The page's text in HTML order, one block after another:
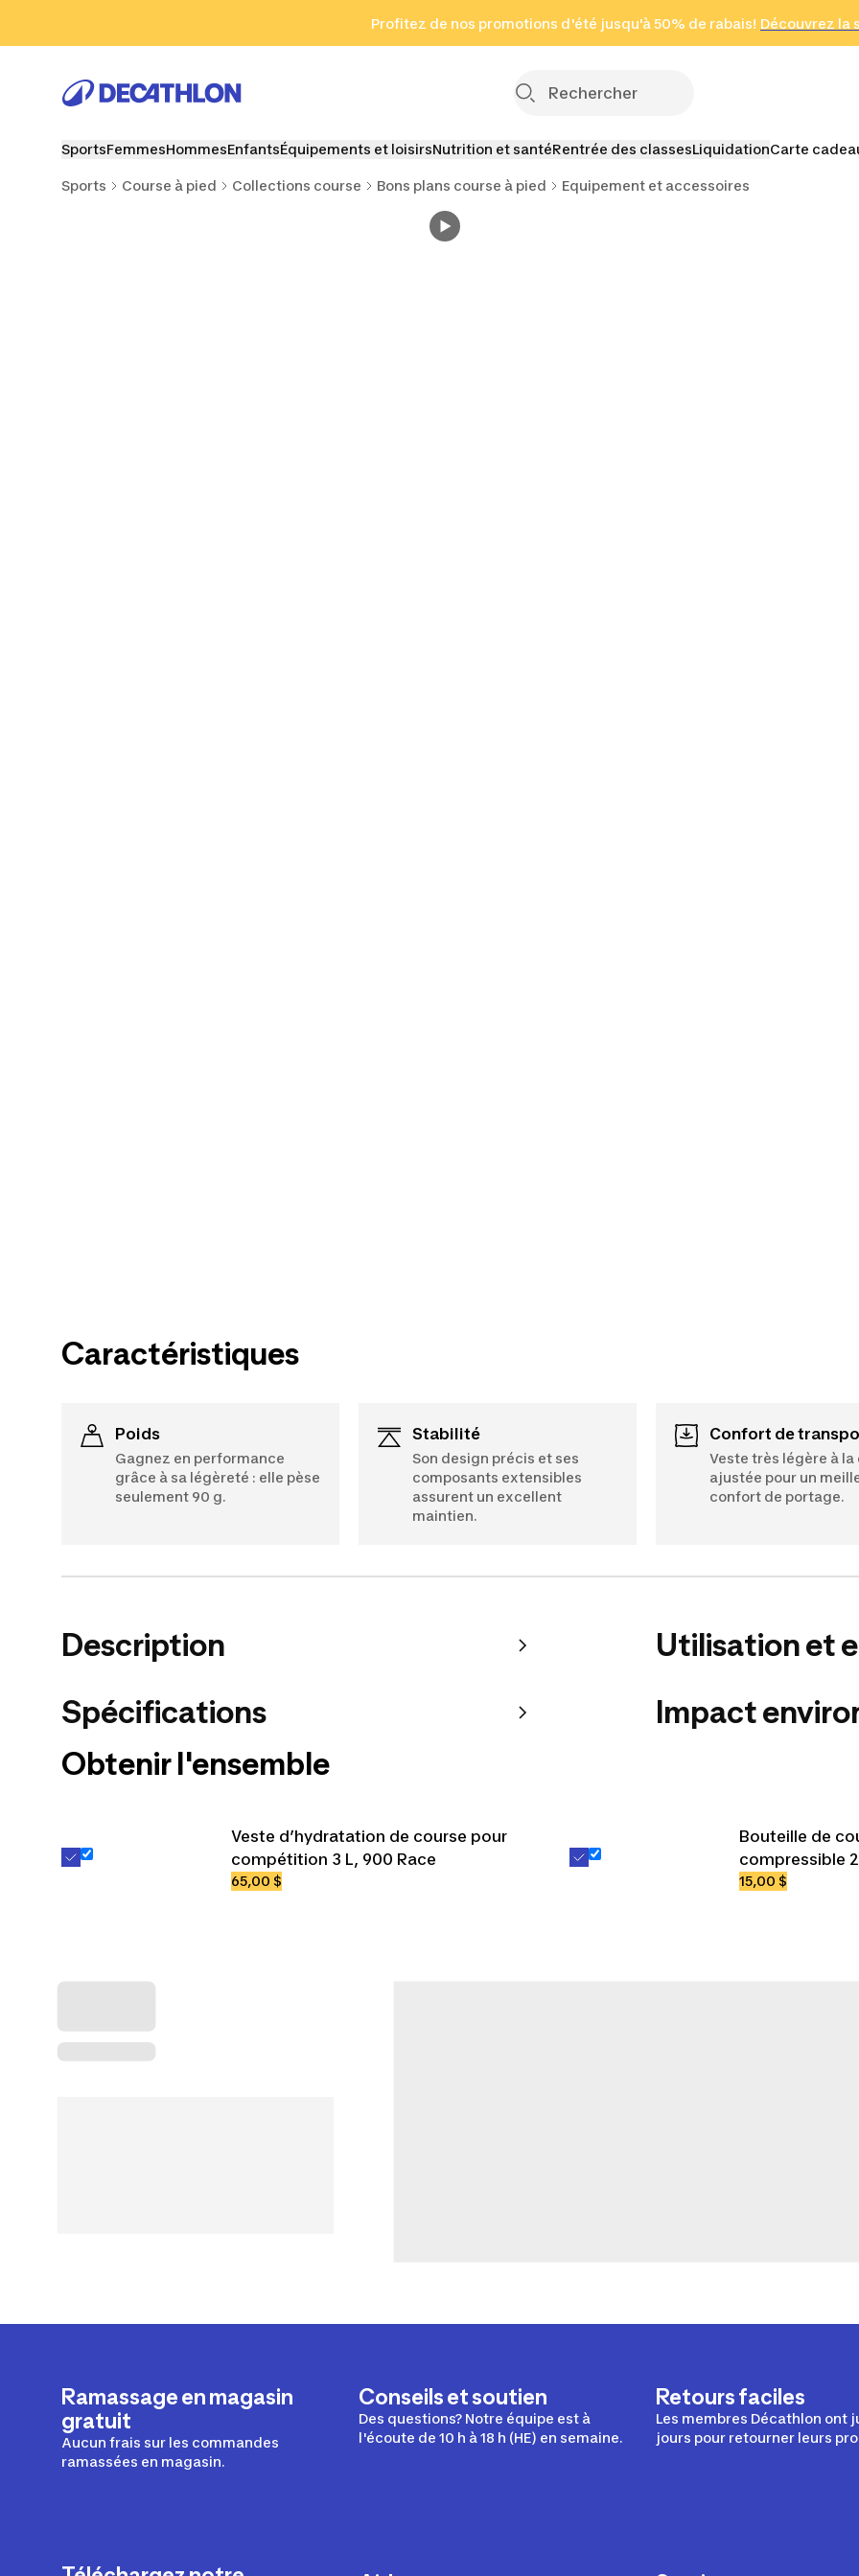
Aller au pied de page
Profitez de nos promotions d'été jusqu'à 50% de rabais! Découvrez la
Cliquez ici
en seulement 2
(Zones sélectionnées)
SportsFemmesHommesEnfantsÉquipements et loisirsNutrition et santéRentrée des classesLiquidationCarte
Sports Course à pied Collections course Bons plans course à pied Equipement et accessoires
Caractéristiques
Poids
Gagnez en performance
grâce à sa légèreté : elle pèse
seulement 90 g.
Stabilité
Son design précis et ses
composants extensibles
assurent un excellent
maintien.
Confort de
Veste très légère à la
ajustée pour un
confort de portage.
Description
Spécifications
Utilisation et
Impact
Obtenir l'ensemble
Veste d’hydratation de course pour
compétition 3 L, 900 Race
65,00 $
Bouteille de
compressible
15,00 $
Ramassage en magasin
gratuit
Aucun frais sur les commandes
ramassées en magasin.
Conseils et soutien
Des questions? Notre équipe est à
l'écoute de 10 h à 18 h (HE) en semaine.
Retours faciles
Les membres Décathlon ont
jours pour retourner leurs